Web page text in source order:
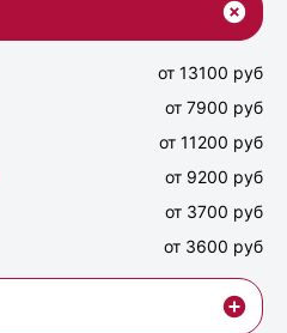
от 13100 руб
от 7900 руб
от 11200 руб
от 9200 руб
от 3700 руб
от 3600 руб